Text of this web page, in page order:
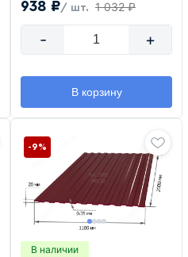
938 ₽/ шт. 1 032 ₽
- +
В корзину
В наличии
-9%